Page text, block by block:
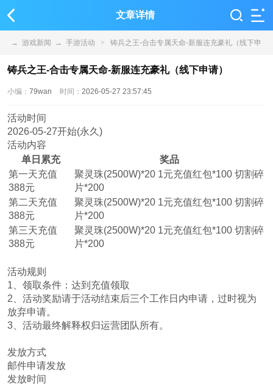
文章详情
→ 游戏新闻 → 手游活动 > 铸兵之王-合击专属天命-新服连充豪礼（线下申
请）
铸兵之王-合击专属天命-新服连充豪礼（线下申请）
小编： 79wan 时间： 2026-05-27 23:57:45
活动时间
2026-05-27开始(永久)
活动内容
单日累充
奖品
第一天充值
388元
聚灵珠(2500W)*20 1元充值红包*100 切割碎
片*200
第二天充值
388元
聚灵珠(2500W)*20 1元充值红包*100 切割碎
片*200
第三天充值
388元
聚灵珠(2500W)*20 1元充值红包*100 切割碎
片*200
活动规则
1、领取条件：达到充值领取
2、活动奖励请于活动结束后三个工作日内申请，过时视为
放弃申请。
3、活动最终解释权归运营团队所有。
发放方式
邮件申请发放
发放时间